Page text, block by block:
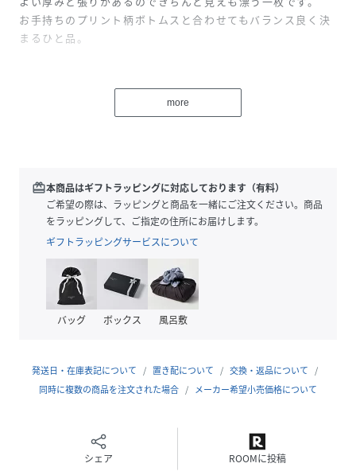
お手持ちのプリント柄ボトムスと合わせてもバランス良く決
まるひと品。
ポルトガル
ポリウレタン5%
サイズ 36、38
クリーニング 石油系ドライクリーニング
KK9982_824134080
(824134080-08-36 KK9982
more
redeem本商品はギフトラッピングに対応しております（有料）
ご希望の際は、ラッピングと商品を一緒にご注文ください。商品
をラッピングして、ご指定の住所にお届けします。
ギフトラッピングサービスについて
バッグ ボックス 風呂敷
発送日・在庫表記について 置き配について
交換・返品について
同時に複数の商品を注文された場合
メーカー希望小売価格について
シェア ROOMに投稿